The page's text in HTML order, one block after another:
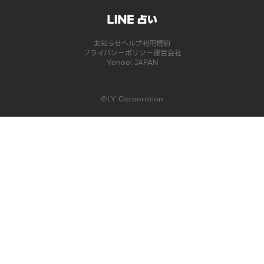
お知らせヘルプ利用規約
プライバシーポリシー運営会社
Yahoo! JAPAN
©LY Corporation
このコンテンツは掲載が終了しました | LINE占い